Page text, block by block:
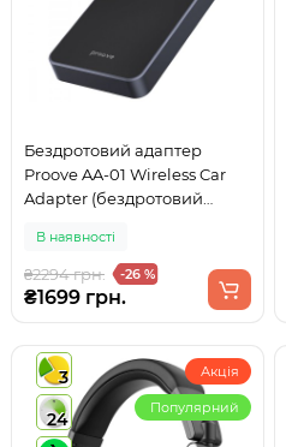
Бездротовий адаптер
Proove AA-01 Wireless Car
Adapter (бездротовий
В наявності
₴2294 грн. -26 %
₴1699 грн.
3
24
Акція
Популярний